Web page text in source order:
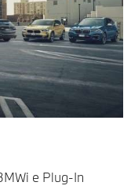
e Plug-In